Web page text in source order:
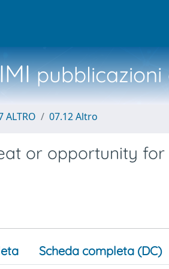
pubblicazioni
ALTRO 07.12 Altro
or opportunity
Scheda completa (DC)